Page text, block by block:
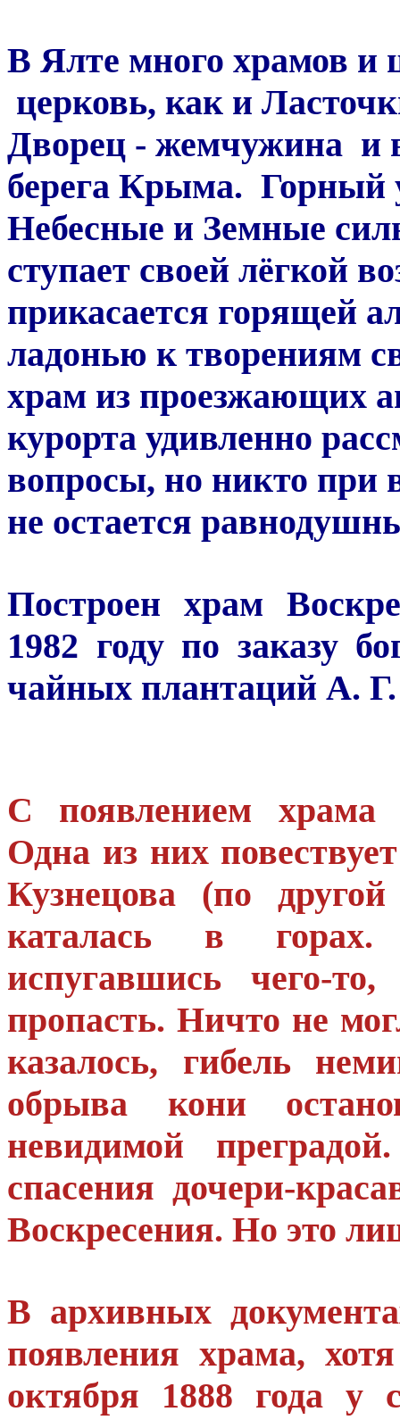
В Ялте много храмов и
церковь, как и
Дворец - жемчужина и
берега Крыма. Горный
Небесные и Земные
ступает своей лёгкой
прикасается горящей
ладонью к творениям
храм из проезжающих
курорта удивленно
вопросы, но никто при
не остается
Построен храм
1982 году по заказу
чайных плантаций А. Г.
С появлением храма
Одна из них
Кузнецова (по
каталась в
испугавшись чего-
пропасть. Ничто не
казалось, гибель
обрыва кони
невидимой
спасения дочери-
Воскресения. Но это
В архивных
появления храма,
октября 1888 года